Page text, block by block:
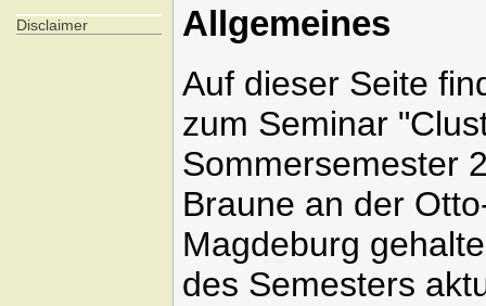
Disclaimer
Allgemeines
Auf dieser Seite
zum Seminar
Sommersemester
Braune an der
Magdeburg
des Semesters